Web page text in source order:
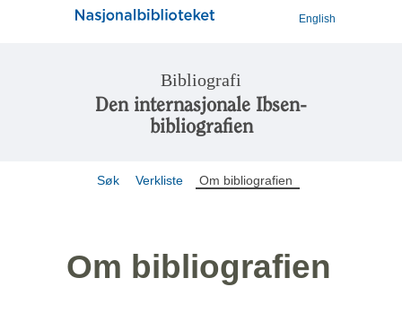
English
Bibliografi
Den internasjonale Ibsen-
bibliografien
Søk Verkliste Om bibliografien
Om bibliografien